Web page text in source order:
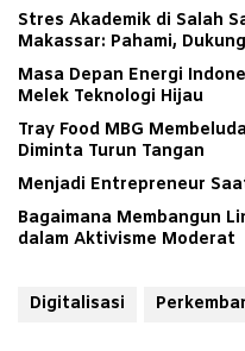
Stres Akademik di Salah
Makassar: Pahami,
Masa Depan Energi
Melek Teknologi Hijau
Tray Food MBG
Diminta Turun Tangan
Menjadi Entrepreneur
Bagaimana Membangun
dalam Aktivisme Moderat
Digitalisasi